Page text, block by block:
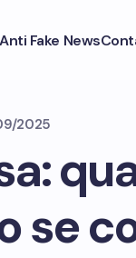
Anti Fake News
2025
se